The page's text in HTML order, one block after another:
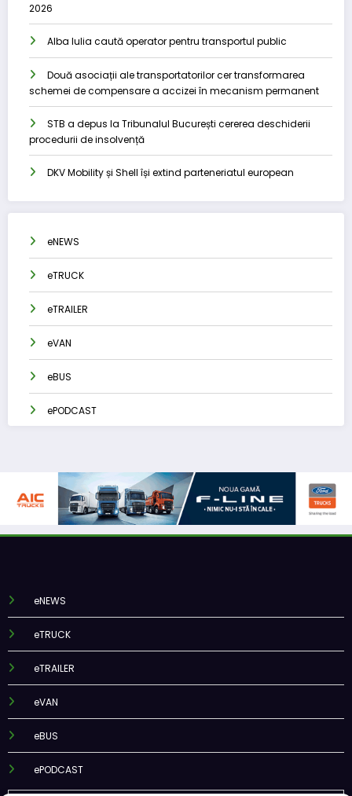
2026
Alba Iulia caută operator pentru transportul public
Două asociații ale transportatorilor cer transformarea
schemei de compensare a accizei în mecanism permanent
STB a depus la Tribunalul București cererea deschiderii
procedurii de insolvență
DKV Mobility și Shell își extind parteneriatul european
eNEWS
eTRUCK
eTRAILER
eVAN
eBUS
ePODCAST
eNEWS
eTRUCK
eTRAILER
eVAN
eBUS
ePODCAST